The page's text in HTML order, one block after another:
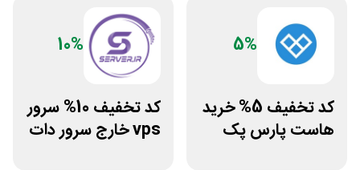
5%
کد تخفیف 5% خرید
هاست پارس پک
10%
کد تخفیف 10% سرور
vps خارج سرور دات